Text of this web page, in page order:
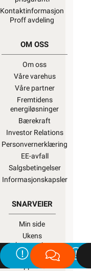
Kontaktinformasjon
Proff avdeling
OM OSS
Om oss
Våre varehus
Våre partner
Fremtidens
energiløsninger
Bærekraft
Investor Relations
Personvernerklæring
EE-avfall
Salgsbetingelser
Informasjonskapsler
SNARVEIER
Min side
Ukens
kampanjer
Outlet med
kuppvarer